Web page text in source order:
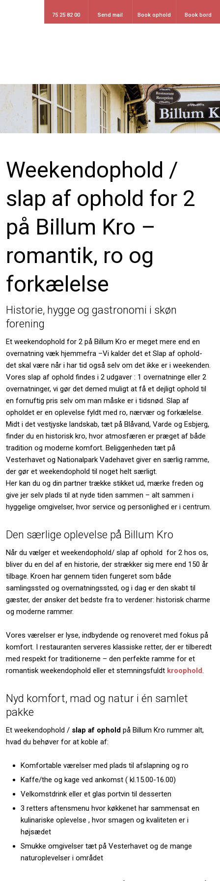
75 25 82 00 Send mail Book ophold Book bord
Weekendophold /
slap af ophold for 2
på Billum Kro –
romantik, ro og
forkælelse
Historie, hygge og gastronomi i skøn
forening
Et weekendophold for 2 på Billum Kro er meget mere end en
overnatning væk hjemmefra –Vi kalder det et Slap af ophold-
det skal være når i har tid også selv om det ikke er i weekenden.
Vores slap af ophold findes i 2 udgaver : 1 overnatninge eller 2
overnatninger, vi gør det demed muligt at få et dejligt ophold til
en fornuftig pris selv om man måske er i tidsnød. Slap af
opholdet er en oplevelse fyldt med ro, nærvær og forkælelse.
Midt i det vestjyske landskab, tæt på Blåvand, Varde og Esbjerg,
finder du en historisk kro, hvor atmosfæren er præget af både
tradition og moderne komfort. Beliggenheden tæt på
Vesterhavet og Nationalpark Vadehavet giver en særlig ramme,
der gør et weekendophold til noget helt særligt.
Her kan du og din partner trække stikket ud, mærke freden og
give jer selv plads til at nyde tiden sammen – alt sammen i
hyggelige omgivelser, hvor service og personlighed er i centrum.
Den særlige oplevelse på Billum Kro
Når du vælger et weekendophold/ slap af ophold for 2 hos os,
bliver du en del af en historie, der strækker sig mere end 150 år
tilbage. Kroen har gennem tiden fungeret som både
samlingssted og overnatningssted, og i dag er den skabt til
gæster, der ønsker det bedste fra to verdener: historisk charme
og moderne rammer.
Vores værelser er lyse, indbydende og renoveret med fokus på
komfort. I restauranten serveres klassiske retter, der er tilberedt
med respekt for traditionerne – den perfekte ramme for et
romantisk weekendophold eller et stemningsfuldt kroophold.
Nyd komfort, mad og natur i én samlet
pakke
Et weekendophold / slap af ophold på Billum Kro rummer alt,
hvad du behøver for at koble af:
Komfortable værelser med plads til afslapning og ro
Kaffe/the og kage ved ankomst ( kl.15.00-16.00)
Velkomstdrink eller et glas portvin til desserten
3 retters aftensmenu hvor køkkenet har sammensat en
kulinariske oplevelse , hvor smagen og kvaliteten er i
højsædet
Smukke omgivelser tæt på Vesterhavet og de mange
naturoplevelser i området